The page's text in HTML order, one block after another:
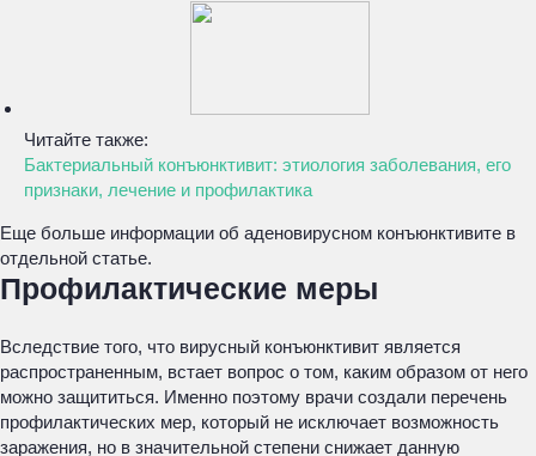
Читайте также:
Бактериальный конъюнктивит: этиология заболевания, его
признаки, лечение и профилактика
Еще больше информации об аденовирусном конъюнктивите в
отдельной статье.
Профилактические меры
Вследствие того, что вирусный конъюнктивит является
распространенным, встает вопрос о том, каким образом от него
можно защититься. Именно поэтому врачи создали перечень
профилактических мер, который не исключает возможность
заражения, но в значительной степени снижает данную